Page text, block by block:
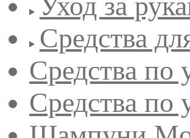
Средства
Средства по
Средства по